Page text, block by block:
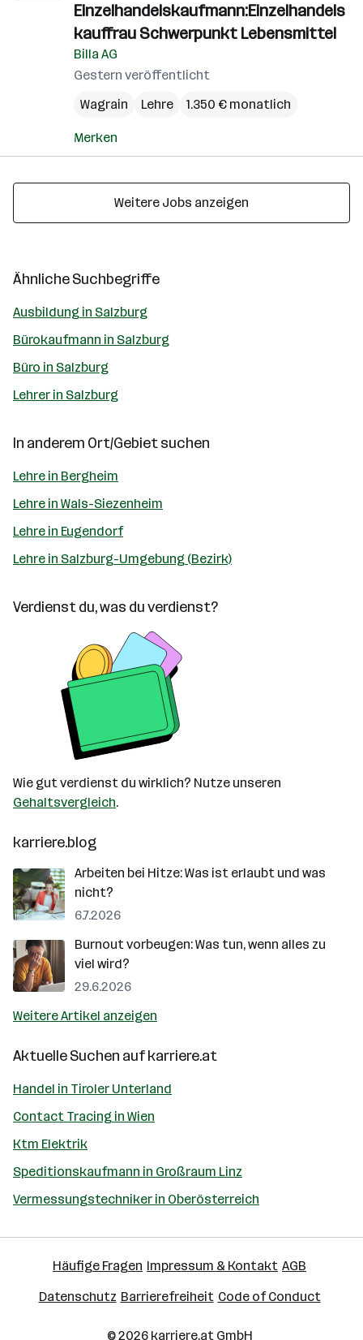
Einzelhandelskaufmann:Einzelhandels
kauffrau Schwerpunkt Lebensmittel
Billa AG
Gestern veröffentlicht
Wagrain
Lehre 1.350 € monatlich
Merken
Weitere Jobs anzeigen
Ähnliche Suchbegriffe
Ausbildung in Salzburg
Bürokaufmann in Salzburg
Büro in Salzburg
Lehrer in Salzburg
In anderem Ort/Gebiet suchen
Lehre in Bergheim
Lehre in Wals-Siezenheim
Lehre in Eugendorf
Lehre in Salzburg-Umgebung (Bezirk)
Verdienst du, was du verdienst?
Wie gut verdienst du wirklich? Nutze unseren
Gehaltsvergleich.
karriere.blog
Arbeiten bei Hitze: Was ist erlaubt und was
nicht?
6.7.2026
Burnout vorbeugen: Was tun, wenn alles zu
viel wird?
29.6.2026
Weitere Artikel anzeigen
Aktuelle Suchen aufkarriere.at
Handel in Tiroler Unterland
Contact Tracing in Wien
Ktm Elektrik
Speditionskaufmann in Großraum Linz
Vermessungstechniker in Oberösterreich
Häufige Fragen Impressum & Kontakt AGB
Datenschutz Barrierefreiheit Code of Conduct
© 2026 karriere.atGmbH